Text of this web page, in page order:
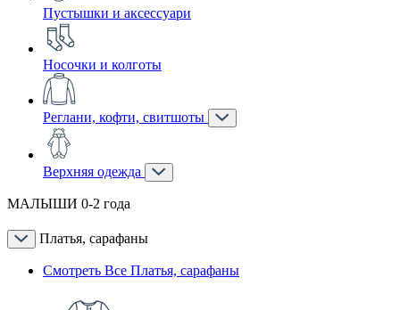
Пустышки и аксессуари
Носочки и колготы
Реглани, кофти, свитшоты
Верхняя одежда
МАЛЫШИ 0-2 года
Платья, сарафаны
Смотреть Все Платья, сарафаны